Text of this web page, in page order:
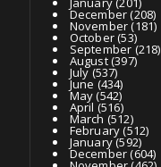
December(208)
November(181)
October(53)
September(218)
August(397)
July(537)
June(434)
May(542)
April (516)
March (512)
February(512)
January(592)
December(604)